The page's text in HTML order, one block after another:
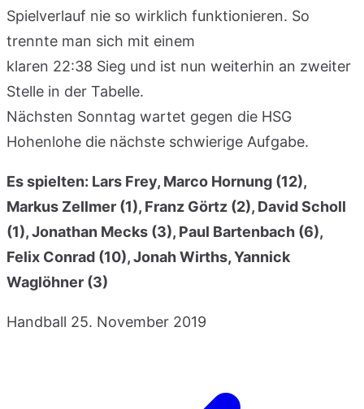
Spielverlauf nie so wirklich funktionieren. So
trennte man sich mit einem
klaren 22:38 Sieg und ist nun weiterhin an zweiter
Stelle in der Tabelle.
Nächsten Sonntag wartet gegen die HSG
Hohenlohe die nächste schwierige Aufgabe.
Es spielten: Lars Frey, Marco Hornung (12),
Markus Zellmer (1), Franz Görtz (2), David Scholl
(1), Jonathan Mecks (3), Paul Bartenbach (6),
Felix Conrad (10), Jonah Wirths, Yannick
Waglöhner (3)
Handball 25. November 2019